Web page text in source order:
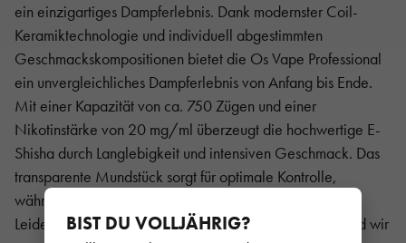
BIST DU VOLLJÄHRIG?
ein einzigartiges Dampferlebnis. Dank modernster Coil-
Keramiktechnologie und individuell abgestimmten
Geschmackskompositionen bietet die Os Vape Professional
ein unvergleichliches Dampferlebnis von Anfang bis Ende.
Mit einer Kapazität von ca. 750 Zügen und einer
Nikotinstärke von 20 mg/ml überzeugt die hochwertige E-
Shisha durch Langlebigkeit und intensiven Geschmack. Das
transparente Mundstück sorgt für optimale Kontrolle,
während die ausdauernde Batterie dich lange begleitet.
Leider wurde die Produktion der OS Vape eingestellt und wir